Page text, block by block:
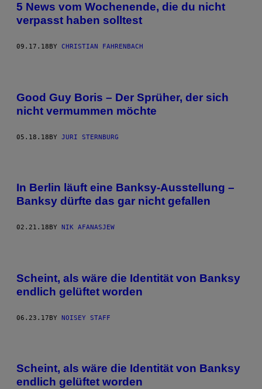
5 News vom Wochenende, die du nicht
verpasst haben solltest
09.17.18BY CHRISTIAN FAHRENBACH
Good Guy Boris – Der Sprüher, der sich
nicht vermummen möchte
05.18.18BY JURI STERNBURG
In Berlin läuft eine Banksy-Ausstellung –
Banksy dürfte das gar nicht gefallen
02.21.18 BY NIK AFANASJEW
Scheint, als wäre die Identität von Banksy
endlich gelüftet worden
06.23.17BY NOISEY STAFF
Scheint, als wäre die Identität von Banksy
endlich gelüftet worden